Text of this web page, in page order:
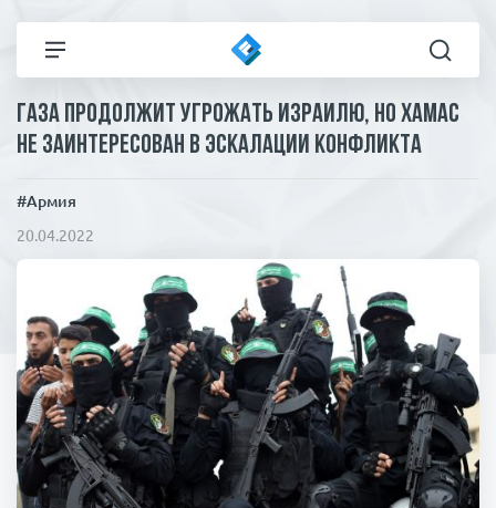
Все новости
Экономика
Общество
Коронавирус
Технологии
Пресса
Статьи
ЧП И КРИМИНАЛ
Газа продолжит угрожать Израилю, но ХАМАС
не заинтересован в эскалации конфликта
#Армия
20.04.2022